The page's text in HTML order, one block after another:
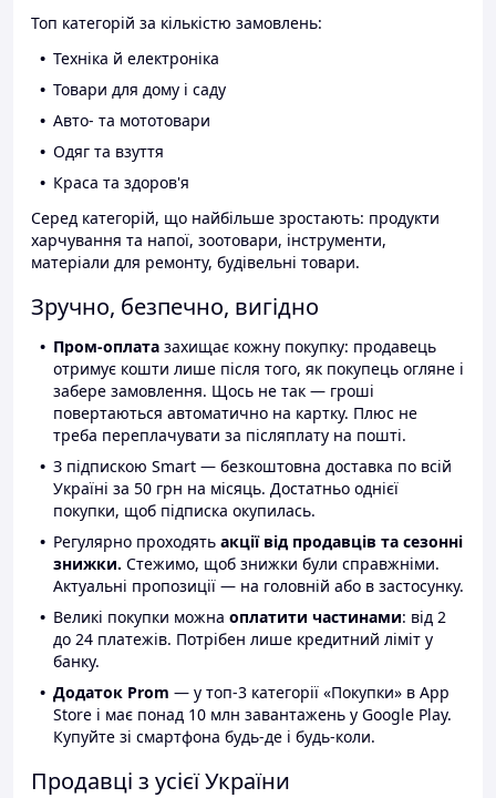
Топ категорій за кількістю замовлень:
Техніка й електроніка
Товари для дому і саду
Авто- та мототовари
Одяг та взуття
Краса та здоров'я
Серед категорій, що найбільше зростають: продукти
харчування та напої, зоотовари, інструменти,
матеріали для ремонту, будівельні товари.
Зручно, безпечно, вигідно
Пром-оплата захищає кожну покупку: продавець
отримує кошти лише після того, як покупець огляне і
забере замовлення. Щось не так — гроші
повертаються автоматично на картку. Плюс не
треба переплачувати за післяплату на пошті.
З підпискою Smart — безкоштовна доставка по всій
Україні за 50 грн на місяць. Достатньо однієї
покупки, щоб підписка окупилась.
Регулярно проходять акції від продавців та сезонні
знижки. Стежимо, щоб знижки були справжніми.
Актуальні пропозиції — на головній або в застосунку.
Великі покупки можна оплатити частинами: від 2
до 24 платежів. Потрібен лише кредитний ліміт у
банку.
Додаток Prom — у топ-3 категорії «Покупки» в App
Store і має понад 10 млн завантажень у Google Play.
Купуйте зі смартфона будь-де і будь-коли.
Продавці з усієї України